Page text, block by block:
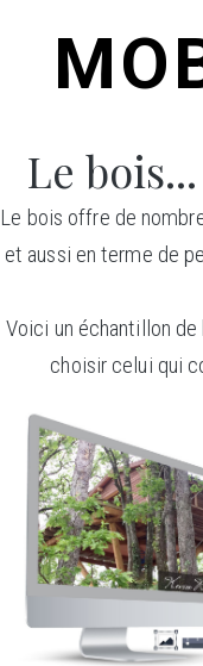
Le
Le bois offre de
et aussi en terme de
Voici un échantillon
choisir celui qui